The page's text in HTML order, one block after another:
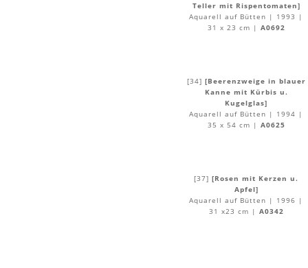
Teller mit Rispentomaten]
Aquarell auf Bütten | 1993 |
31 x 23 cm | A0692
[34] [Beerenzweige in blauer
Kanne mit Kürbis u.
Kugelglas]
Aquarell auf Bütten | 1994 |
35 x 54 cm | A0625
[37] [Rosen mit Kerzen u.
Apfel]
Aquarell auf Bütten | 1996 |
31 x23 cm | A0342